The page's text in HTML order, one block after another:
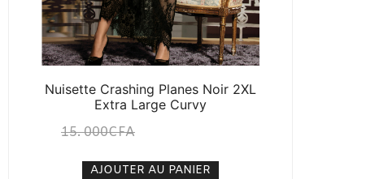
Nuisette Crashing Planes Noir 2XL
Extra Large Curvy
15. 000CFA
AJOUTER AU PANIER